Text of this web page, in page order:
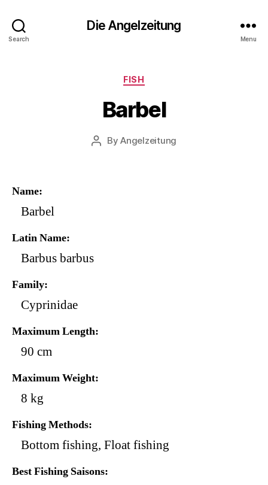
Search
Die Angelzeitung
Menu
Categories
FISH
Barbel
PostByAngelzeitung
Name
Barbel
Latin Name
Barbus barbus
Family
Cyprinidae
Maximum Length
90 cm
Maximum Weight
8 kg
Fishing Methods
Bottom fishing, Float fishing
Best Fishing Saisons